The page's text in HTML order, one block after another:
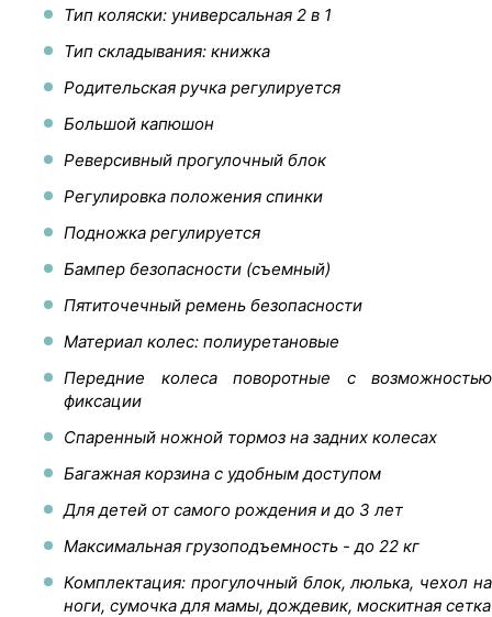
Тип коляски: универсальная 2 в 1
Тип складывания: книжка
Родительская ручка регулируется
Большой капюшон
Реверсивный прогулочный блок
Регулировка положения спинки
Подножка регулируется
Бампер безопасности (съемный)
Пятиточечный ремень безопасности
Материал колес: полиуретановые
Передние колеса поворотные с возможностью
фиксации
Спаренный ножной тормоз на задних колесах
Багажная корзина с удобным доступом
Для детей от самого рождения и до 3 лет
Максимальная грузоподъемность - до 22 кг
Комплектация: прогулочный блок, люлька, чехол на
ноги, сумочка для мамы, дождевик, москитная сетка